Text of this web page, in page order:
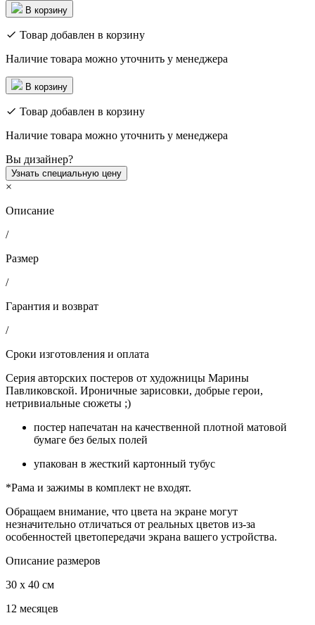
В корзину
Товар добавлен в корзину
Наличие товара можно уточнить у менеджера
В корзину
Товар добавлен в корзину
Наличие товара можно уточнить у менеджера
Вы дизайнер?
Узнать специальную цену
×
Описание
/
Размер
/
Гарантия и возврат
/
Сроки изготовления и оплата
Серия авторских постеров от художницы Марины
Павликовской. Ироничные зарисовки, добрые герои,
нетривиальные сюжеты ;)
постер напечатан на качественной плотной матовой
бумаге без белых полей
упакован в жесткий картонный тубус
*Рама и зажимы в комплект не входят.
Обращаем внимание, что цвета на экране могут
незначительно отличаться от реальных цветов из-за
особенностей цветопередачи экрана вашего устройства.
Описание размеров
30 x 40 см
12 месяцев